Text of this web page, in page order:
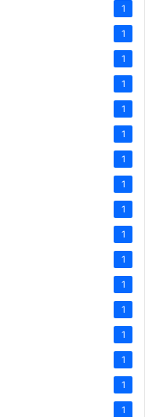
1
1
1
1
1
1
1
1
1
1
1
1
1
1
1
1
1